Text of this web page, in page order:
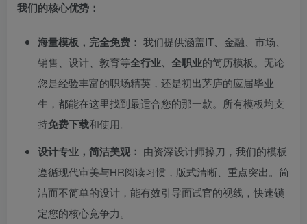
我们的核心优势：
海量模板，完全免费： 我们提供涵盖IT、金融、市场、
销售、设计、教育等全行业、全职业的简历模板。无论
您是经验丰富的职场精英，还是初出茅庐的应届毕业
生，都能在这里找到最适合您的那一款。所有模板均支
持免费下载和使用。
设计专业，简洁美观： 由资深设计师操刀，我们的模板
遵循现代审美与HR阅读习惯，版式清晰、重点突出。简
洁而不简单的设计，能有效引导面试官的视线，快速锁
定您的核心竞争力。